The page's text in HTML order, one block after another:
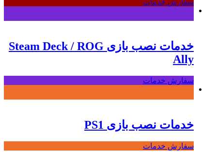
سفارش خدمات
خدمات نصب بازی Steam Deck / ROG
Ally
سفارش خدمات
خدمات نصب بازی PS1
سفارش خدمات